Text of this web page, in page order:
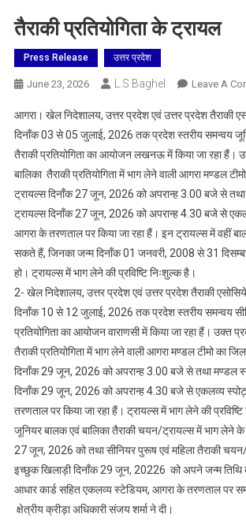
तैराकी प्रतियोगिता के ट्रायल
Press Release उत्तर प्रदेश
June 23, 2026 L.S Baghel Leave A
आगरा। खेल निदेशालय, उत्तर प्रदेश एवं उत्तर प्रदेश तैराकी
दिनॉंक 03 से 05 जुलाई, 2026 तक प्रदेश स्तरीय समन्वय
तैराकी प्रतियोगिता का आयोजन लखनऊ में किया जा रहा हैं।
बालिका तैराकी प्रतियोगिता में भाग लेने वाली आगरा मण्डल
ट्रायल्स दिनॉंक 27 जून, 2026 को अपरान्ह 3.00 बजे से
ट्रायल्स दिनॉंक 27 जून, 2026 को अपरान्ह 4.30 बजे से
आगरा के तरणताल पर किया जा रहा हैं। इन ट्रायल्स में वहीं
सकते हैं, जिनका जन्म दिनॉंक 01 जनवरी, 2008 से 31
हो। ट्रायल्स में भाग लेने की प्रविष्टि निःशुल्क है।
2- खेल निदेशालय, उत्तर प्रदेश एवं उत्तर प्रदेश तैराकी
दिनॉंक 10 से 12 जुलाई, 2026 तक प्रदेश स्तरीय समन्वय
प्रतियोगिता का आयोजन वाराणसी में किया जा रहा हैं। उक्त
तैराकी प्रतियोगिता में भाग लेने वाली आगरा मण्डल टीमो का
दिनॉंक 29 जून, 2026 को अपरान्ह 3.00 बजे से तथा मण्डल
दिनॉंक 29 जून, 2026 को अपरान्ह 4.30 बजे से एकलव्य
तरणताल पर किया जा रहा हैं। ट्रायल्स में भाग लेने की
जूनियर बालक एवं बालिका तैराकी चयन/ट्रायल्स में भाग लेने
27 जून, 2026 को तथा सीनियर पुरूष एवं महिला तैराकी
इच्छुक खिलाड़ी दिनॉंक 29 जून, 20226 को अपने जन्म तिथि
आधार कार्ड सहित एकलव्य स्टेडियम, आगरा के तरणताल पर
क्षेत्रीय क्रीड़ा अधिकारी संजय शर्मा ने दी।